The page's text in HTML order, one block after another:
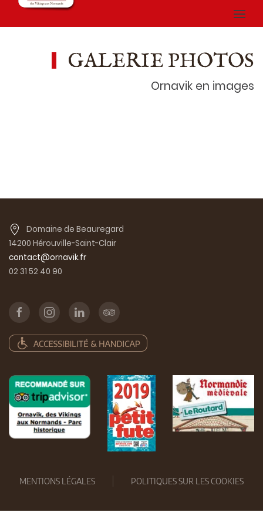
GALERIE PHOTOS
Ornavik en images
Domaine de Beauregard
14200 Hérouville-Saint-Clair
contact@ornavik.fr
02 31 52 40 90
MENTIONS LÉGALES POLITIQUES SUR LES COOKIES